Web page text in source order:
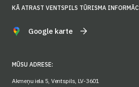
KĀ ATRAST VENTSPILS TŪRISMA
Google karte
MŪSU ADRESE:
Akmeņu iela 5, Ventspils, LV-3601